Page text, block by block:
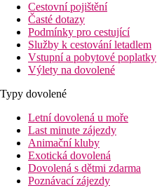
Cestovní pojištění
Časté dotazy
Podmínky pro cestující
Služby k cestování letadlem
Vstupní a pobytové poplatky
Výlety na dovolené
Typy dovolené
Letní dovolená u moře
Last minute zájezdy
Animační kluby
Exotická dovolená
Dovolená s dětmi zdarma
Poznávací zájezdy